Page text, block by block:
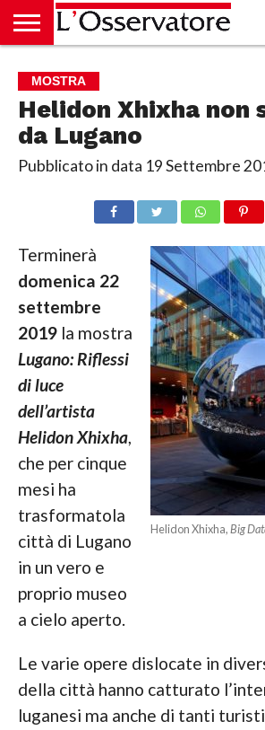
CULTURA
ECONOMIA
RUBRICHE
ARCHIVIO
PODCAST
ABBONAMENTO
CHI
SIAMO
ACCEDI
MOSTRA
Helidon Xhixha non
da Lugano
Pubblicato in data 19 Settembre
Helidon Xhixha,Big
Terminerà
domenica 22
settembre
2019 la mostra
Lugano: Riflessi
di luce
dell’artista
Helidon Xhixha,
che per cinque
mesi ha
trasformatola
città di Lugano
in un vero e
proprio museo
a cielo aperto.
Le varie opere dislocate in
della città hanno catturato
luganesi ma anche di tanti